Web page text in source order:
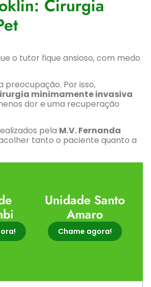
Cirurgia
o tutor fique ansioso, com medo
preocupação. Por isso,
minimamente invasiva
dor e uma recuperação
pela M.V. Fernanda
tanto o paciente quanto a
Unidade Santo
Amaro
Chame agora!